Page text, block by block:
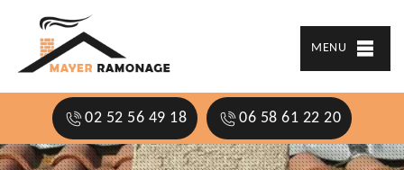
MENU
02 52 56 49 18 06 58 61 22 20